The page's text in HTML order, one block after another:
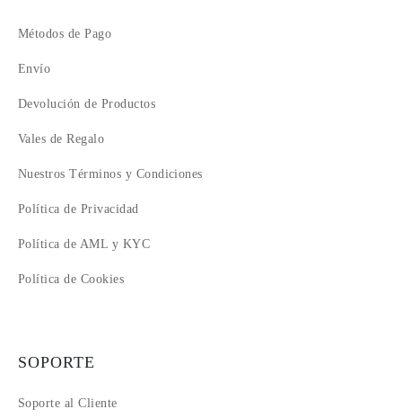
Métodos de Pago
Envío
Devolución de Productos
Vales de Regalo
Nuestros Términos y Condiciones
Política de Privacidad
Política de AML y KYC
Política de Cookies
SOPORTE
Soporte al Cliente